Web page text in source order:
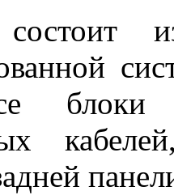
состоит
блоки